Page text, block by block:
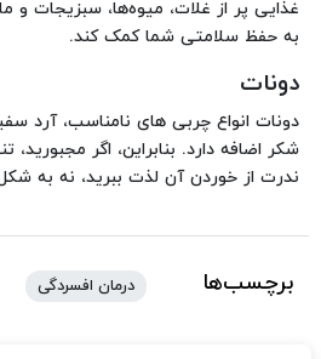
غذایی پر از غلات، میوه‌ها، سبزیجات و
به حفظ سلامتی شما کمک کند.
دونات
دونات انواع چربی های نامناسب، آرد
شکر اضافه دارد. بنابراین، اگر مجبورید،
ندرت از خوردن آن لذت ببرید، نه به
برچسب‌ها درمان افسردگی